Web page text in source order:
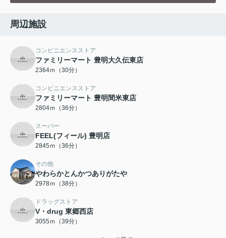
周辺施設
コンビニエンスストア
ファミリーマート 豊明大久伝東店
2364ｍ（30分）
コンビニエンスストア
ファミリーマート 豊明間米東店
2804ｍ（36分）
スーパー
FEEL(フィール) 豊明店
2845ｍ（36分）
その他
やわらかとんかつありがたや
2978ｍ（38分）
ドラッグストア
V・drug 東郷西店
3055ｍ（39分）